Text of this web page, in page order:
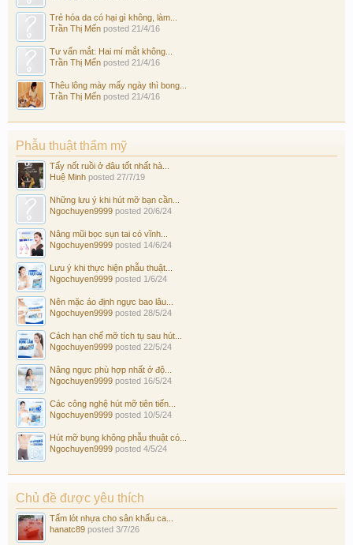
Trẻ hóa da có hại gì không, làm...
Trần Thị Mến posted 21/4/16
Tư vấn mắt: Hai mí mắt không...
Trần Thị Mến posted 21/4/16
Thêu lông mày mấy ngày thì bong...
Trần Thị Mến posted 21/4/16
Phẫu thuật thẩm mỹ
Tẩy nốt ruồi ở đâu tốt nhất hà...
Huệ Minh posted 27/7/19
Những lưu ý khi hút mỡ bạn cần...
Ngochuyen9999 posted 20/6/24
Nâng mũi bọc sụn tai có vĩnh...
Ngochuyen9999 posted 14/6/24
Lưu ý khi thực hiện phẫu thuật...
Ngochuyen9999 posted 1/6/24
Nên mặc áo định ngực bao lâu...
Ngochuyen9999 posted 28/5/24
Cách hạn chế mỡ tích tụ sau hút...
Ngochuyen9999 posted 22/5/24
Nâng ngực phù hợp nhất ở độ...
Ngochuyen9999 posted 16/5/24
Các công nghệ hút mỡ tiên tiến...
Ngochuyen9999 posted 10/5/24
Hút mỡ bụng không phẫu thuật có...
Ngochuyen9999 posted 4/5/24
Chủ đề được yêu thích
Tấm lót nhựa cho sân khấu ca...
hanatc89 posted 3/7/26